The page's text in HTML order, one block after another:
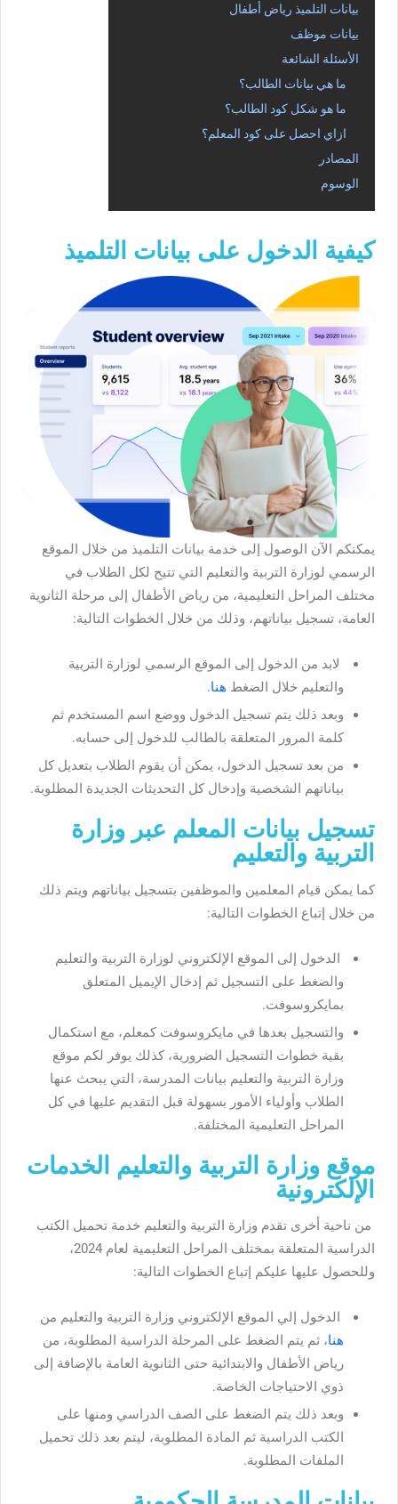
بيانات التلميذ رياض أطفال
بيانات موظف
الأسئلة الشائعة
ما هي بيانات الطالب؟
ما هو شكل كود الطالب؟
ازاي احصل على كود المعلم؟
المصادر
الوسوم
كيفية الدخول على بيانات التلميذ
يمكنكم الآن الوصول إلى خدمة بيانات التلميذ من خلال الموقع
الرسمي لوزارة التربية والتعليم التي تتيح لكل الطلاب في
مختلف المراحل التعليمية، من رياض الأطفال إلى مرحلة الثانوية
العامة، تسجيل بياناتهم، وذلك من خلال الخطوات التالية:
لابد من الدخول إلى الموقع الرسمي لوزارة التربية
والتعليم خلال الضغط هنا.
وبعد ذلك يتم تسجيل الدخول ووضع اسم المستخدم ثم
كلمة المرور المتعلقة بالطالب للدخول إلى حسابه.
من بعد تسجيل الدخول، يمكن أن يقوم الطلاب بتعديل كل
بياناتهم الشخصية وإدخال كل التحديثات الجديدة المطلوبة.
تسجيل بيانات المعلم عبر وزارة
التربية والتعليم
كما يمكن قيام المعلمين والموظفين بتسجيل بياناتهم ويتم ذلك
من خلال إتباع الخطوات التالية:
الدخول إلى الموقع الإلكتروني لوزارة التربية والتعليم
والضغط على التسجيل ثم إدخال الإيميل المتعلق
بمايكروسوفت.
والتسجيل بعدها في مايكروسوفت كمعلم، مع استكمال
بقية خطوات التسجيل الضرورية، كذلك يوفر لكم موقع
وزارة التربية والتعليم بيانات المدرسة، التي يبحث عنها
الطلاب وأولياء الأمور بسهولة قبل التقديم عليها في كل
المراحل التعليمية المختلفة.
موقع وزارة التربية والتعليم الخدمات
الإلكترونية
من ناحية أخرى تقدم وزارة التربية والتعليم خدمة تحميل الكتب
الدراسية المتعلقة بمختلف المراحل التعليمية لعام 2024،
وللحصول عليها عليكم إتباع الخطوات التالية:
الدخول إلي الموقع الإلكتروني وزارة التربية والتعليم من
هنا، ثم يتم الضغط على المرحلة الدراسية المطلوبة، من
رياض الأطفال والابتدائية حتى الثانوية العامة بالإضافة إلى
ذوي الاحتياجات الخاصة.
وبعد ذلك يتم الضغط على الصف الدراسي ومنها على
الكتب الدراسية ثم المادة المطلوبة، ليتم بعد ذلك تحميل
الملفات المطلوبة.